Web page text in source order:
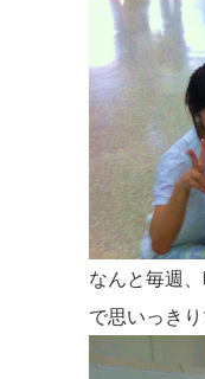
なんと毎週
で思いっき